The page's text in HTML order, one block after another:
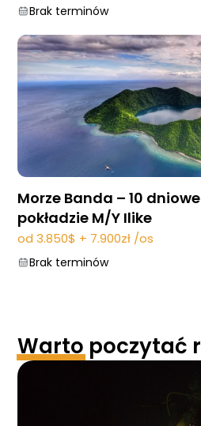
Brak terminów
Morze Banda – 10
pokładzie M/Y Ilike
od 3.850$ + 7.900zł /os
Brak terminów
Warto poczytać